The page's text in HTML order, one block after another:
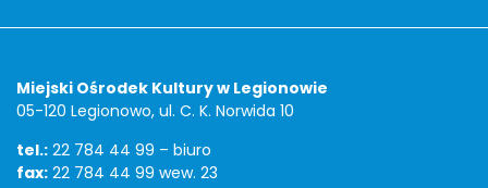
Adres
Miejski Ośrodek Kultury w Legionowie
05-120 Legionowo, ul. C. K. Norwida 10
tel.: 22 784 44 99 – biuro
fax: 22 784 44 99 wew. 23